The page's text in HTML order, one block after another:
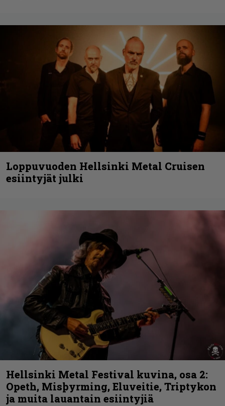
Loppuvuoden Hellsinki Metal Cruisen
esiintyjät julki
Hellsinki Metal Festival kuvina, osa 2:
Opeth, Misþyrming, Eluveitie, Triptykon
ja muita lauantain esiintyjiä